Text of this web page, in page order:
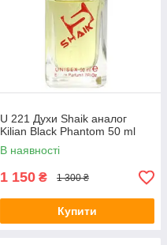
U 221 Духи Shaik аналог
Kilian Black Phantom 50 ml
В наявності
1 150 ₴ 1 300 ₴
Купити